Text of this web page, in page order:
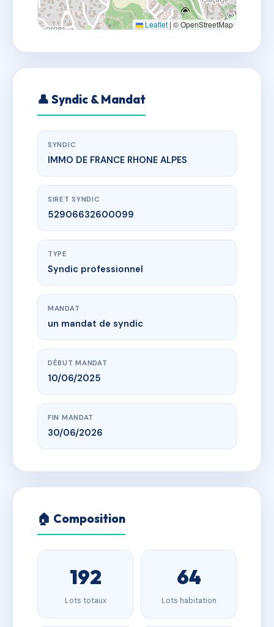
Leaflet | © OpenStreetMap
👤 Syndic & Mandat
SYNDIC
IMMO DE FRANCE RHONE ALPES
SIRET SYNDIC
52906632600099
TYPE
Syndic professionnel
MANDAT
un mandat de syndic
DÉBUT MANDAT
10/06/2025
FIN MANDAT
30/06/2026
🏠 Composition
192
Lots totaux
64
Lots habitation